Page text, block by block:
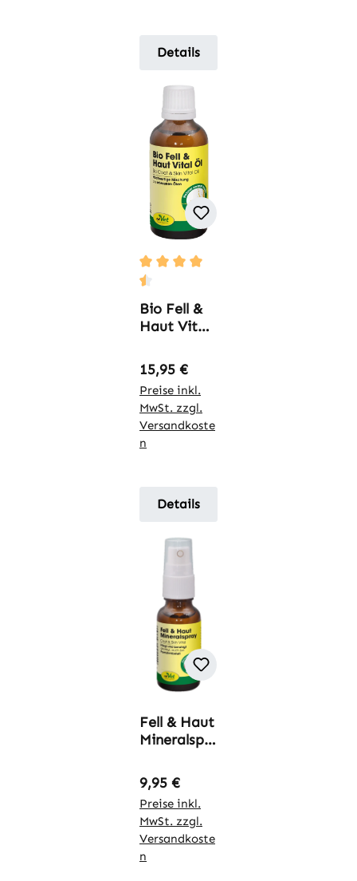
Details
Durchschnittliche Bewertung von
Bio Fell &
Haut Vital
Regulärer Preis:
15,95 €
Preise inkl.
MwSt. zzgl.
Versandkoste
n
Details
Fell & Haut
Mineralspr
Regulärer Preis:
9,95 €
Preise inkl.
MwSt. zzgl.
Versandkoste
n